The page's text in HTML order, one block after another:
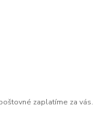
zaplatíme za vás.